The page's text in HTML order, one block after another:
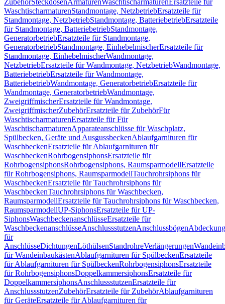
ZubehörSteckdosenArmaturenWaschtischarmaturen Ersatzteile für
WaschtischarmaturenStandmontage, NetzbetriebErsatzteile für
Standmontage, NetzbetriebStandmontage, BatteriebetriebErsatzteile
für Standmontage, BatteriebetriebStandmontage,
GeneratorbetriebErsatzteile für Standmontage,
GeneratorbetriebStandmontage, EinhebelmischerErsatzteile für
Standmontage, EinhebelmischerWandmontage,
NetzbetriebErsatzteile für Wandmontage, NetzbetriebWandmontage,
BatteriebetriebErsatzteile für Wandmontage,
BatteriebetriebWandmontage, GeneratorbetriebErsatzteile für
Wandmontage, GeneratorbetriebWandmontage,
ZweigriffmischerErsatzteile für Wandmontage,
ZweigriffmischerZubehörErsatzteile für ZubehörFür
WaschtischarmaturenErsatzteile für Für
WaschtischarmaturenApparateanschlüsse für Waschplatz,
Spülbecken, Geräte und AusgussbeckenAblaufgarnituren für
WaschbeckenErsatzteile für Ablaufgarnituren für
WaschbeckenRohrbogensiphonsErsatzteile für
RohrbogensiphonsRohrbogensiphons, RaumsparmodellErsatzteile
für Rohrbogensiphons, RaumsparmodellTauchrohrsiphons für
WaschbeckenErsatzteile für Tauchrohrsiphons für
WaschbeckenTauchrohrsiphons für Waschbecken,
RaumsparmodellErsatzteile für Tauchrohrsiphons für Waschbecken,
RaumsparmodellUP-SiphonsErsatzteile für UP-
SiphonsWaschbeckenanschlüsseErsatzteile für
WaschbeckenanschlüsseAnschlussstutzenAnschlussbögen
für
AnschlüsseDichtungenLöthülsenStandrohreVerlängerungen
für WandeinbaukästenAblaufgarnituren für SpülbeckenErsatzteile
für Ablaufgarnituren für SpülbeckenRohrbogensiphonsErsatzteile
für RohrbogensiphonsDoppelkammersiphonsErsatzteile für
DoppelkammersiphonsAnschlussstutzenErsatzteile für
AnschlussstutzenZubehörErsatzteile für ZubehörAblaufgarnituren
für GeräteErsatzteile für Ablaufgarnituren für